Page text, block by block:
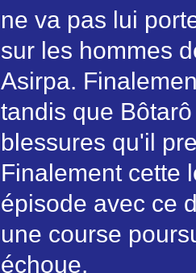
ne va pas lui
sur les hommes
Asirpa.
tandis que
blessures qu'il
Finalement cette
épisode avec ce
une course
échoue.